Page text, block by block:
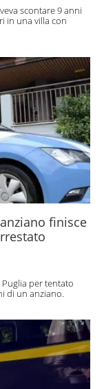
scontare 9 anni
in una villa con
finisce
per tentato
di un anziano.